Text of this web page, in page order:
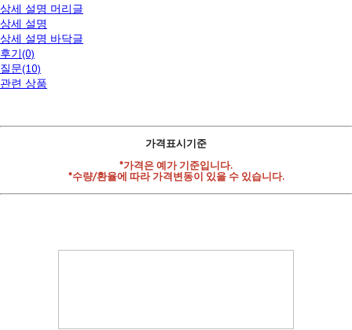
상세 설명 머리글
상세 설명
상세 설명 바닥글
후기(0)
질문(10)
관련 상품
가격표시기준
*가격은 예가 기준입니다.
*수량/환율에 따라 가격변동이 있을 수 있습니다.